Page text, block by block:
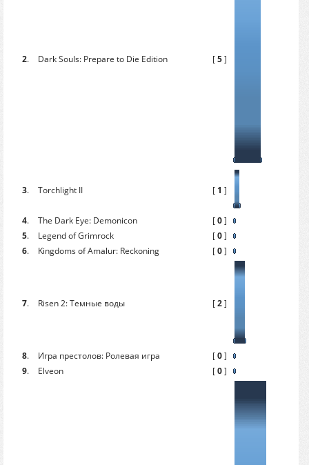
2. Dark Souls: Prepare to Die Edition [5]
3. Torchlight II [ 1 ]
4. The Dark Eye: Demonicon [0]
5. Legend of Grimrock [0]
6. Kingdoms of Amalur: Reckoning [0]
7. Risen 2: Темные воды [2]
8. Игра престолов: Ролевая игра [0]
9. Elveon [0]